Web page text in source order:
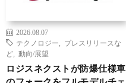
2026.08.07
テクノロジー
プレスリリースな
ど
動向/展望
ロジスネクストが防爆仕様車